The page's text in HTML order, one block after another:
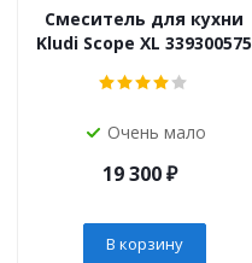
Смеситель для кухни
Kludi Scope XL 339300575
Очень мало
19 300₽
В корзину